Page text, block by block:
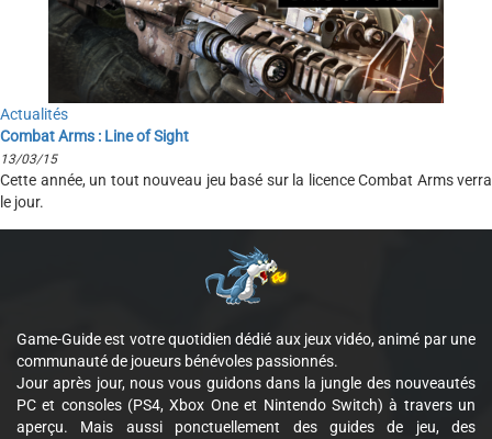
Actualités
Combat Arms : Line of Sight
13/03/15
Cette année, un tout nouveau jeu basé sur la licence Combat Arms verra
le jour.
Game-Guide est votre quotidien dédié aux jeux vidéo, animé par une
communauté de joueurs bénévoles passionnés.
Jour après jour, nous vous guidons dans la jungle des nouveautés
PC et consoles (PS4, Xbox One et Nintendo Switch) à travers un
aperçu. Mais aussi ponctuellement des guides de jeu, des